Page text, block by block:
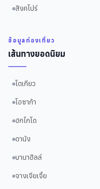
สิงคโปร์
ข้อมูลท่องเที่ยว
เส้นทางยอดนิยม
โตเกียว
โอซาก้า
ฮกไกโด
ดานัง
บานาฮิลล์
จางเจียเจี้ย